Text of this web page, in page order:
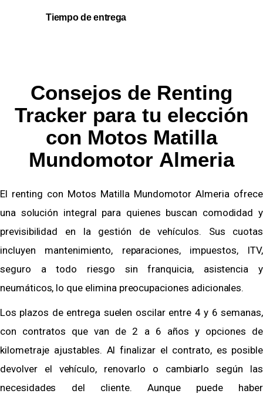
Tiempo de entrega
Consejos de Renting
Tracker para tu elección
con Motos Matilla
Mundomotor Almeria
El renting con Motos Matilla Mundomotor Almeria ofrece
una solución integral para quienes buscan comodidad y
previsibilidad en la gestión de vehículos. Sus cuotas
incluyen mantenimiento, reparaciones, impuestos, ITV,
seguro a todo riesgo sin franquicia, asistencia y
neumáticos, lo que elimina preocupaciones adicionales.
Los plazos de entrega suelen oscilar entre 4 y 6 semanas,
con contratos que van de 2 a 6 años y opciones de
kilometraje ajustables. Al finalizar el contrato, es posible
devolver el vehículo, renovarlo o cambiarlo según las
necesidades del cliente. Aunque puede haber